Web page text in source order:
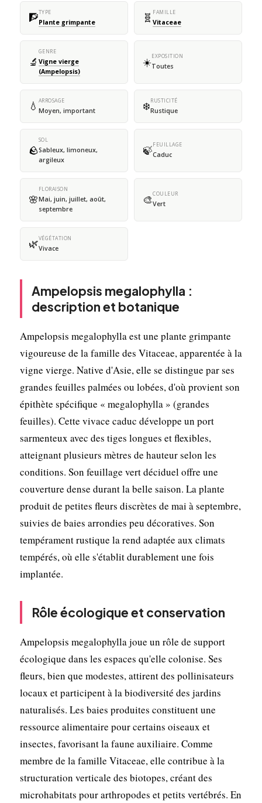
🧗TYPE
Plante grimpante 🧬 FAMILLE
Vitaceae
🔬
GENRE
Vigne vierge
(Ampelopsis)
☀️EXPOSITION
Toutes
💧 ARROSAGE
Moyen, important ❄️RUSTICITÉ
Rustique
🪨
SOL
Sableux, limoneux,
argileux
🍃FEUILLAGE
Caduc
🌸
FLORAISON
Mai, juin, juillet, août,
septembre
🎨COULEUR
Vert
🌿VÉGÉTATION
Vivace
Ampelopsis megalophylla :
description et botanique
Ampelopsis megalophylla est une plante grimpante
vigoureuse de la famille des Vitaceae, apparentée à la
vigne vierge. Native d'Asie, elle se distingue par ses
grandes feuilles palmées ou lobées, d'où provient son
épithète spécifique « megalophylla » (grandes
feuilles). Cette vivace caduc développe un port
sarmenteux avec des tiges longues et flexibles,
atteignant plusieurs mètres de hauteur selon les
conditions. Son feuillage vert déciduel offre une
couverture dense durant la belle saison. La plante
produit de petites fleurs discrètes de mai à septembre,
suivies de baies arrondies peu décoratives. Son
tempérament rustique la rend adaptée aux climats
tempérés, où elle s'établit durablement une fois
implantée.
Rôle écologique et conservation
Ampelopsis megalophylla joue un rôle de support
écologique dans les espaces qu'elle colonise. Ses
fleurs, bien que modestes, attirent des pollinisateurs
locaux et participent à la biodiversité des jardins
naturalisés. Les baies produites constituent une
ressource alimentaire pour certains oiseaux et
insectes, favorisant la faune auxiliaire. Comme
membre de la famille Vitaceae, elle contribue à la
structuration verticale des biotopes, créant des
microhabitats pour arthropodes et petits vertébrés. En